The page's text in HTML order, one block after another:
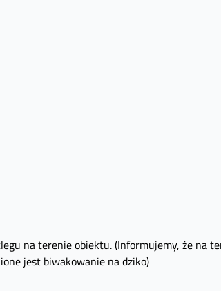
na terenie obiektu. (Informujemy, że na
jest biwakowanie na dziko)